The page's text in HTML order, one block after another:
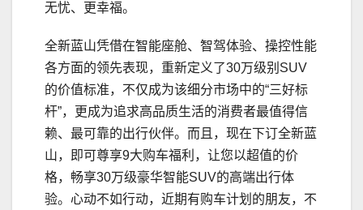
无忧、更幸福。
全新蓝山凭借在智能座舱、智驾体验、操控性能
各方面的领先表现，重新定义了30万级别SUV
的价值标准，不仅成为该细分市场中的“三好标
杆”，更成为追求高品质生活的消费者最值得信
赖、最可靠的出行伙伴。而且，现在下订全新蓝
山，即可尊享9大购车福利，让您以超值的价
格，畅享30万级豪华智能SUV的高端出行体
验。心动不如行动，近期有购车计划的朋友，不